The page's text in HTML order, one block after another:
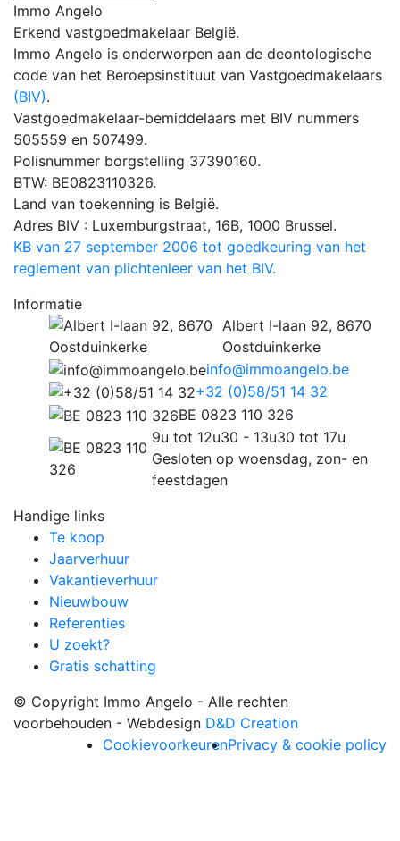
Immo Angelo
Erkend vastgoedmakelaar België.
Immo Angelo is onderworpen aan de deontologische
code van het Beroepsinstituut van Vastgoedmakelaars
(BIV).
Vastgoedmakelaar-bemiddelaars met BIV nummers
505559 en 507499.
Polisnummer borgstelling 37390160.
BTW: BE0823110326.
Land van toekenning is België.
Adres BIV : Luxemburgstraat, 16B, 1000 Brussel.
KB van 27 september 2006 tot goedkeuring van het
reglement van plichtenleer van het BIV.
Informatie
Albert I-laan 92, 8670
Oostduinkerke
info@immoangelo.be
+32 (0)58/51 14 32
BE 0823 110 326
9u tot 12u30 - 13u30 tot 17u
Gesloten op woensdag, zon- en
feestdagen
Handige links
Te koop
Jaarverhuur
Vakantieverhuur
Nieuwbouw
Referenties
U zoekt?
Gratis schatting
© Copyright Immo Angelo - Alle rechten
voorbehouden - Webdesign D&D Creation
CookievoorkeurenPrivacy & cookie policy